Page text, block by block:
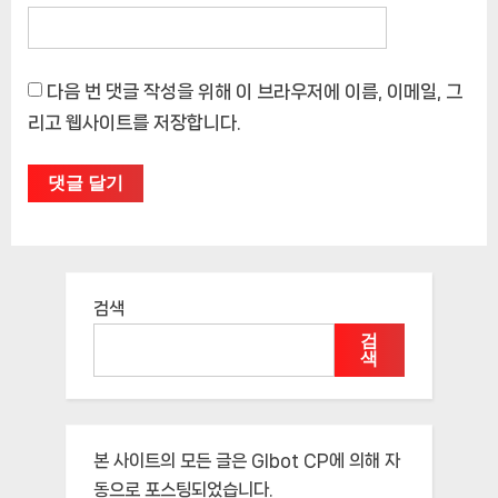
다음 번 댓글 작성을 위해 이 브라우저에 이름, 이메일, 그
리고 웹사이트를 저장합니다.
검색
검
색
본 사이트의 모든 글은 Glbot CP에 의해 자
동으로 포스팅되었습니다.